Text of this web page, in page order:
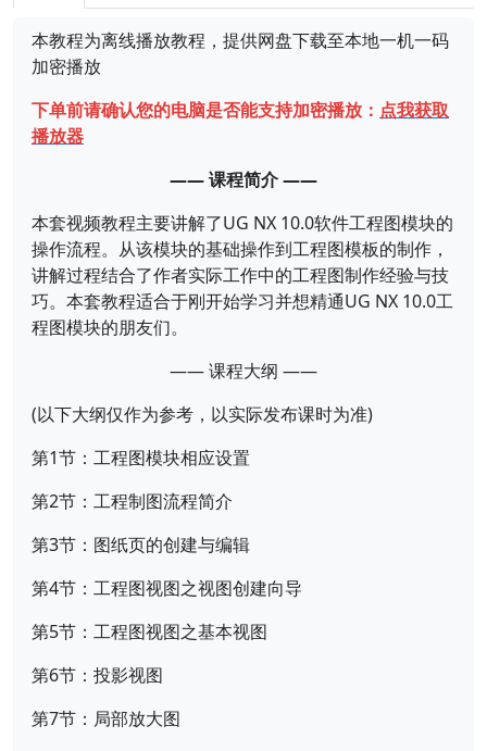
本教程为离线播放教程，提供网盘下载至本地一机一码
加密播放
下单前请确认您的电脑是否能支持加密播放： 点我获取
播放器
—— 课程简介 ——
本套视频教程主要讲解了UG NX 10.0软件工程图模块的
操作流程。从该模块的基础操作到工程图模板的制作，
讲解过程结合了作者实际工作中的工程图制作经验与技
巧。本套教程适合于刚开始学习并想精通UG NX 10.0工
程图模块的朋友们。
—— 课程大纲 ——
(以下大纲仅作为参考，以实际发布课时为准)
第1节：工程图模块相应设置
第2节：工程制图流程简介
第3节：图纸页的创建与编辑
第4节：工程图视图之视图创建向导
第5节：工程图视图之基本视图
第6节：投影视图
第7节：局部放大图